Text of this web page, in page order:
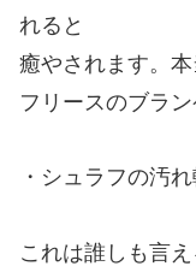
れると
癒やされます。本
フリースのブラ
・シュラフの汚
これは誰しも言え